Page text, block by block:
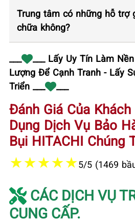
Trung tâm có những hỗ trợ
chữa không?
___ Lấy Uy Tín Làm
Lượng Để Cạnh Tranh - Lấy
Triển ___
___
Đánh Giá Của
Dụng Dịch Vụ Bảo
Bụi HITACHI Chúng
★★★★★5/5 (1469
CÁC DỊCH VỤ
CUNG CẤP.